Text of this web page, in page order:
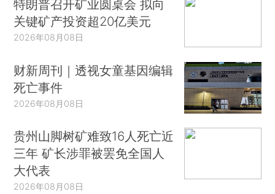
特朗普召开矿业圆桌会 拟向
关键矿产投资超20亿美元
2026年08月08日
财新周刊｜透视女童基因编辑
死亡事件
2026年08月08日
贵州山脚树矿难致16人死亡近
三年 矿长涉罪被罢免全国人
大代表
2026年08月08日